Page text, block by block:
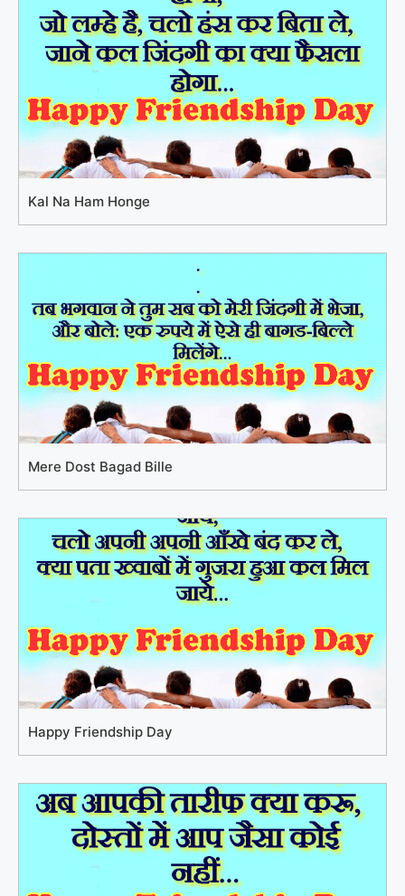
Kal Na Ham Honge
Mere Dost Bagad Bille
Happy Friendship Day